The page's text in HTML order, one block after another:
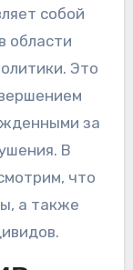
области
Это
за
В
что
а также